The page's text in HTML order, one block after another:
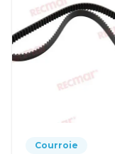
Courroie